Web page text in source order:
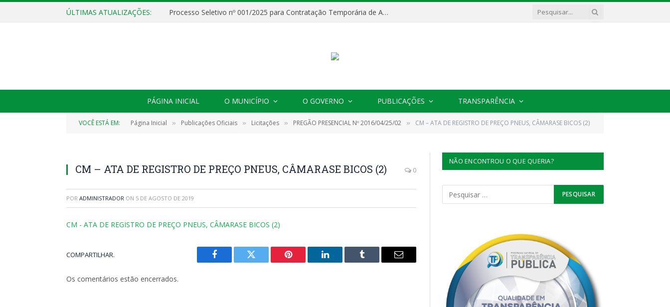
ÚLTIMAS ATUALIZAÇÕES: Processo Seletivo nº 001/2025 para Contratação Temporária de Agentes Comunitários de Saúde (ACS)
PÁGINA INICIAL O MUNICÍPIO O GOVERNO PUBLICAÇÕES TRANSPARÊNCIA
VOCÊ ESTÁ EM: Página Inicial » Publicações Oficiais » Licitações » PREGÃO PRESENCIAL Nº 2016/04/25/02 » CM – ATA DE REGISTRO DE PREÇO PNEUS, CÂMARASE BICOS (2)
CM – ATA DE REGISTRO DE PREÇO PNEUS, CÂMARASE BICOS (2) 0
POR ADMINISTRADOR ON 5 DE AGOSTO DE 2019
CM - ATA DE REGISTRO DE PREÇO PNEUS, CÂMARASE BICOS (2)
COMPARTILHAR.
Facebook Twitter Pinterest LinkedIn Tumblr
E-
Os comentários estão encerrados.
NÃO ENCONTROU O QUE QUERIA?